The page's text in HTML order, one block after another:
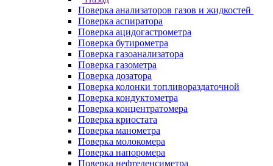
Поверка анализаторов газов и жидкостей
Поверка аспиратора
Поверка ацидогастрометра
Поверка бутирометра
Поверка газоанализатора
Поверка газометра
Поверка дозатора
Поверка колонки топливораздаточной
Поверка кондуктометра
Поверка концентратомера
Поверка криостата
Поверка манометра
Поверка молокомера
Поверка напоромера
Поверка нефтеденсиметра